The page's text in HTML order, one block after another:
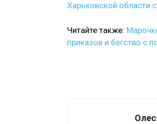
Харьковской области
Читайте также:
приказов и бегство с